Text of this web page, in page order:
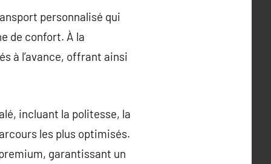
personnalisé qui
de confort. À la
à l’avance, offrant ainsi
incluant la politesse, la
les plus optimisés.
garantissant un